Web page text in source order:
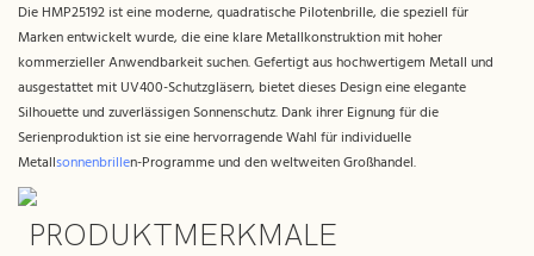
Die HMP25192 ist eine moderne, quadratische Pilotenbrille, die speziell für
Marken entwickelt wurde, die eine klare Metallkonstruktion mit hoher
kommerzieller Anwendbarkeit suchen. Gefertigt aus hochwertigem Metall und
ausgestattet mit UV400-Schutzgläsern, bietet dieses Design eine elegante
Silhouette und zuverlässigen Sonnenschutz. Dank ihrer Eignung für die
Serienproduktion ist sie eine hervorragende Wahl für individuelle
Metallsonnenbrillen-Programme und den weltweiten Großhandel.
PRODUKTMERKMALE